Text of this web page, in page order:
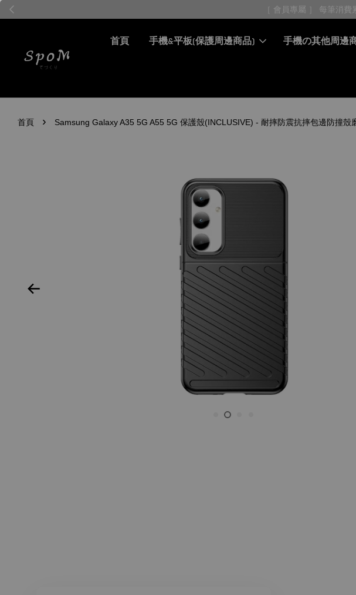
［ 會員專屬 ］ 每筆消費
首頁 手機&平板(保護周邊商品) 手機の其他周邊
首頁 › Samsung Galaxy A35 5G A55 5G 保護殼(INCLUSIVE) - 耐摔防震抗摔包邊防撞殼